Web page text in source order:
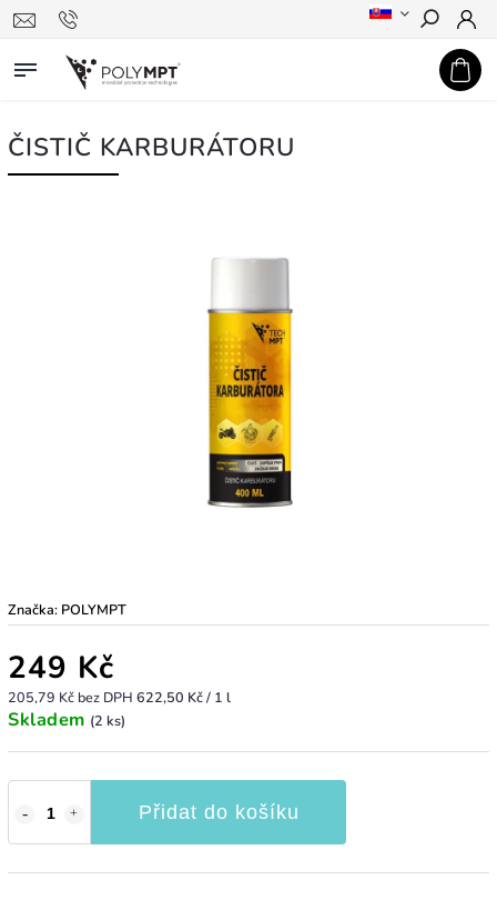
Hledat
ČISTIČ KARBURÁTORU
Značka: POLYMPT
249 Kč
205,79 Kč bez DPH 622,50 Kč / 1 l
Skladem (2 ks)
Přidat do košíku